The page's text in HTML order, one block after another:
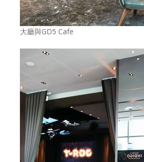
大廳與GD5 Cafe